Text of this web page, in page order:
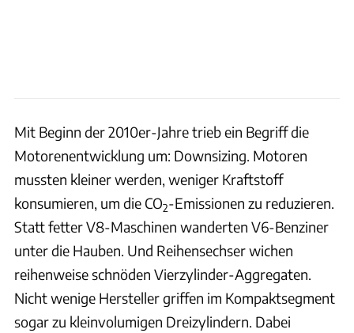
Mit Beginn der 2010er-Jahre trieb ein Begriff die
Motorenentwicklung um: Downsizing. Motoren
mussten kleiner werden, weniger Kraftstoff
konsumieren, um die CO2-Emissionen zu reduzieren.
Statt fetter V8-Maschinen wanderten V6-Benziner
unter die Hauben. Und Reihensechser wichen
reihenweise schnöden Vierzylinder-Aggregaten.
Nicht wenige Hersteller griffen im Kompaktsegment
sogar zu kleinvolumigen Dreizylindern. Dabei